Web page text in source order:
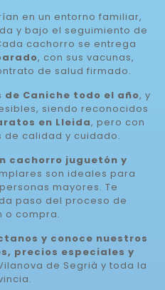
en un entorno familiar,
y bajo el seguimiento de
cachorro se entrega
, con sus vacunas,
de salud firmado.
de Caniche todo el año, y
siendo reconocidos
en Lleida, pero con
de calidad y cuidado.
cachorro juguetón y
son ideales para
mayores. Te
paso del proceso de
o compra.
y conoce nuestros
precios especiales y
de Segrià y toda la